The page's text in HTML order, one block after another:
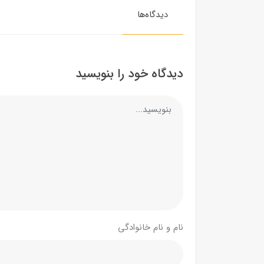
دیدگاه‌ها
دیدگاه خود را بنویسید
نام و نام خانوادگی